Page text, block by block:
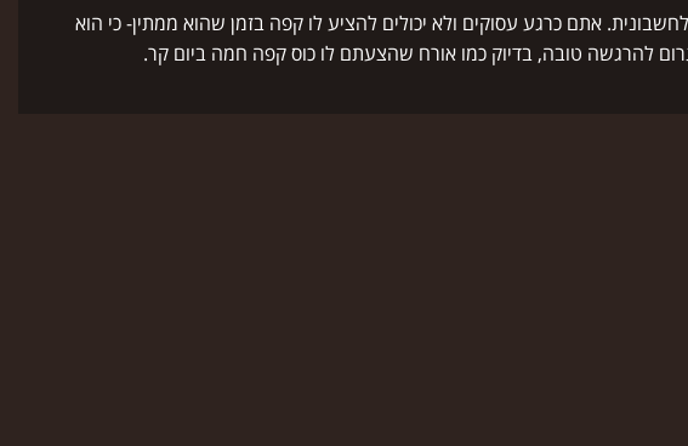
אתם כרגע עסוקים ולא יכולים להציע לו קפה בזמן שהוא ממתין- כי הוא
להרגשה טובה, בדיוק כמו אורח שהצעתם לו כוס קפה חמה ביום קר.